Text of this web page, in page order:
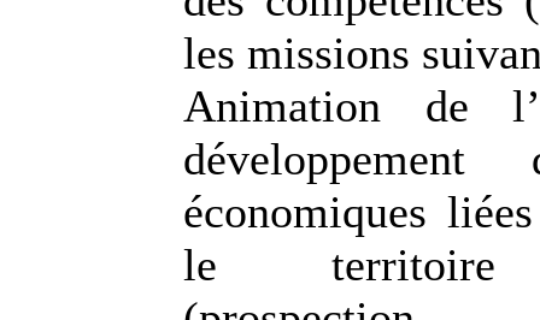
les missions
Animation de
économiques
le territoire